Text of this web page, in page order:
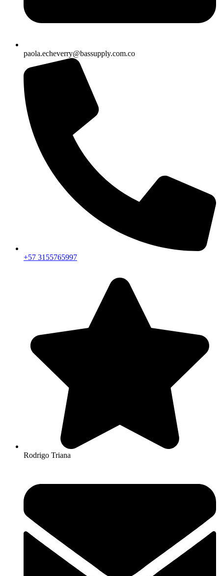
paola.echeverry@bassupply.com.co
+57 3155765997
Rodrigo Triana